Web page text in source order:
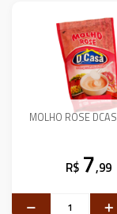
MOLHO ROSE
R$ 7,99